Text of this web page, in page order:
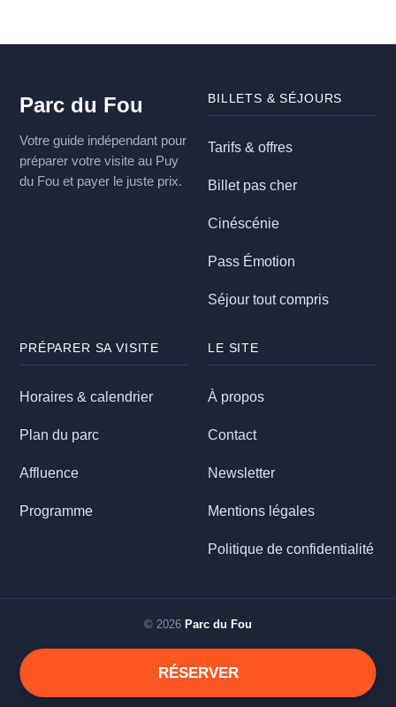
Parc du Fou
Votre guide indépendant pour
préparer votre visite au Puy
du Fou et payer le juste prix.
BILLETS & SÉJOURS
Tarifs & offres
Billet pas cher
Cinéscénie
Pass Émotion
Séjour tout compris
PRÉPARER SA VISITE
Horaires & calendrier
Plan du parc
Affluence
Programme
LE SITE
À propos
Contact
Newsletter
Mentions légales
Politique de confidentialité
© 2026 Parc du Fou
RÉSERVER